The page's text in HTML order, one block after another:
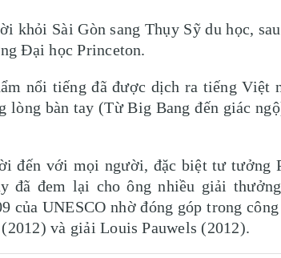
khỏi Sài Gòn sang Thụy Sỹ du học,
Đại học Princeton.
nổi tiếng đã được dịch ra tiếng Việt
lòng bàn tay (Từ Big Bang đến giác
đến với mọi người, đặc biệt tư tưởng
đã đem lại cho ông nhiều giải
UNESCO nhờ đóng góp trong công
và giải Louis Pauwels (2012).